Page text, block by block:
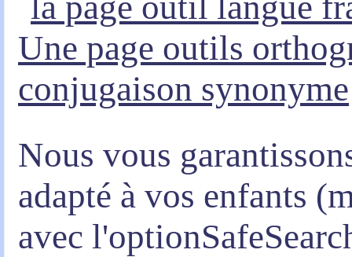
Une page outils
conjugaison synonyme
Nous vous
adapté à vos enfants
avec